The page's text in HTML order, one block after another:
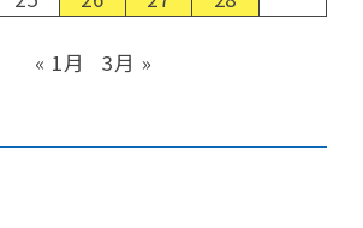
« 1月 3月 »